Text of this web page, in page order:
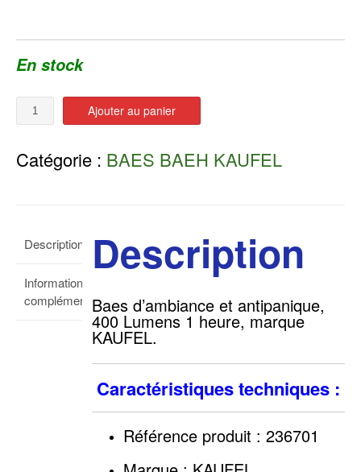
En stock
Quantité Ajouter au panier
Catégorie : BAES BAEH KAUFEL
Description
Informations
complémentaires
Description
Baes d’ambiance et antipanique,
400 Lumens 1 heure, marque
KAUFEL.
Caractéristiques techniques :
Référence produit : 236701